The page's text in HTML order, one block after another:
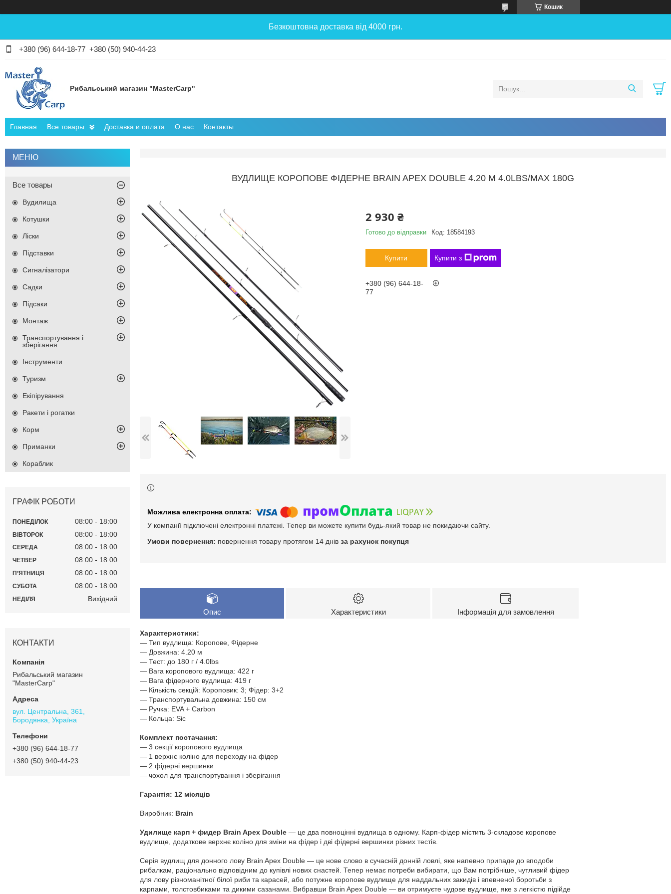
Кошик
Безкоштовна доставка від 4000 грн.
+380 (96) 644-18-77 +380 (50) 940-44-23
Рибальський магазин "MasterCarp"
Главная Все товары Доставка и оплата О нас Контакты
ВУДЛИЩЕ КОРОПОВЕ ФІДЕРНЕ BRAIN APEX DOUBLE 4.20 M 4.0LBS/MAX 180G
2 930 ₴
Готово до відправки Код: 18584193
Купити Купити з
+380 (96) 644-18-
77
У компанії підключені електронні платежі. Тепер ви можете купити будь-який товар не покидаючи сайту.
повернення товару протягом 14 днів за рахунок покупця
Опис Характеристики Інформація для замовлення
Характеристики:
— Тип вудлища: Коропове, Фідерне
— Довжина: 4.20 м
— Тест: до 180 г / 4.0lbs
— Вага коропового вудлища: 422 г
— Вага фідерного вудлища: 419 г
— Кількість секцій: Короповик: 3; Фідер: 3+2
— Транспортувальна довжина: 150 см
— Ручка: EVA + Carbon
— Кольца: Sic
Комплект постачання:
— 3 секції коропового вудлища
— 1 верхнє коліно для переходу на фідер
— 2 фідерні вершинки
— чохол для транспортування і зберігання
Гарантія: 12 місяців
Виробник: Brain
Удилище карп + фидер Brain Apex Double — це два повноцінні вудлища в одному. Карп-фідер містить 3-складове коропове
вудлище, додаткове верхнє коліно для зміни на фідер і дві фідерні вершинки різних тестів.
Серія вудлищ для донного лову Brain Apex Double — це нове слово в сучасній донній ловлі, яке напевно припаде до вподоби
рибалкам, раціонально відповідним до купівлі нових снастей. Тепер немає потреби вибирати, що Вам потрібніше, чутливий фідер
для лову різноманітної білої риби та карасей, або потужне коропове вудлище для наддальних закидів і впевненої боротьби з
карпами, толстовбиками та дикими сазанами. Вибравши Brain Apex Double — ви отримуєте чудове вудлище, яке з легкістю підійде
Все товары
Вудилища
Котушки
Ліски
Підставки
Сигналізатори
Садки
Підсаки
Монтаж
Транспортування і
зберігання
Інструменти
Туризм
Екіпірування
Ракети і рогатки
Корм
Приманки
Кораблик
ГРАФІК РОБОТИ
ПОНЕДІЛОК 08:00 18:00
ВІВТОРОК 08:00 18:00
СЕРЕДА 08:00 18:00
ЧЕТВЕР 08:00 18:00
ПʼЯТНИЦЯ 08:00 18:00
СУБОТА 08:00 18:00
НЕДІЛЯ Вихідний
КОНТАКТИ
Рибальський магазин
"MasterCarp"
вул. Центральна, 361,
Бородянка, Україна
+380 (96) 644-18-77
+380 (50) 940-44-23